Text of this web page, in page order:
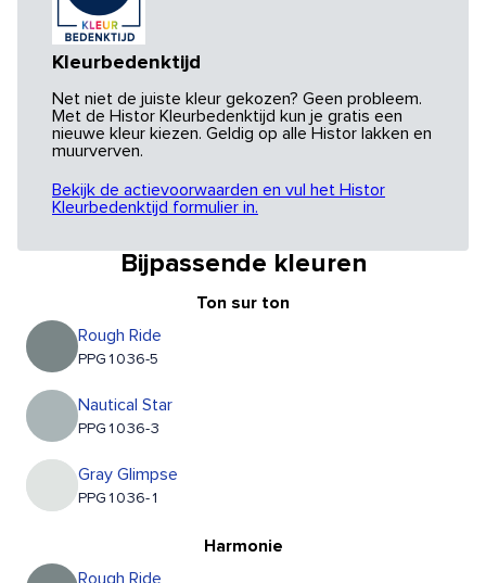
Kleurbedenktijd
Net niet de juiste kleur gekozen? Geen probleem.
Met de Histor Kleurbedenktijd kun je gratis een
nieuwe kleur kiezen. Geldig op alle Histor lakken en
muurverven.
Bekijk de actievoorwaarden en vul het Histor
Kleurbedenktijd formulier in.
Bijpassende kleuren
Ton sur ton
Rough Ride
PPG1036-5
Nautical Star
PPG1036-3
Gray Glimpse
PPG1036-1
Harmonie
Rough Ride